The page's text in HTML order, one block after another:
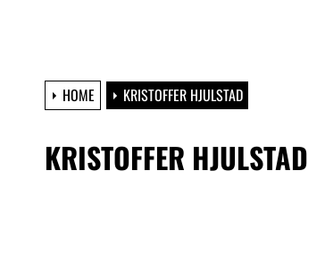
HOME KRISTOFFER HJULSTAD
KRISTOFFER HJULSTAD